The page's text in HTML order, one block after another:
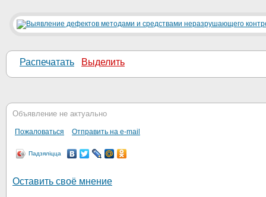
Распечатать Выделить
Объявление не актуально
Пожаловаться Отправить на e-mail
Падзяліцца
Оставить своё мнение